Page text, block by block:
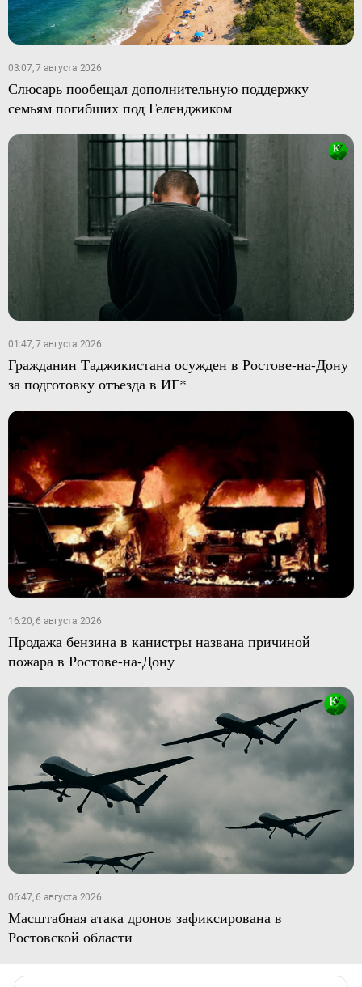
03:07, 7 августа 2026
Слюсарь пообещал дополнительную поддержку
семьям погибших под Геленджиком
01:47, 7 августа 2026
Гражданин Таджикистана осужден в Ростове-на-Дону
за подготовку отъезда в ИГ*
16:20, 6 августа 2026
Продажа бензина в канистры названа причиной
пожара в Ростове-на-Дону
06:47, 6 августа 2026
Масштабная атака дронов зафиксирована в
Ростовской области